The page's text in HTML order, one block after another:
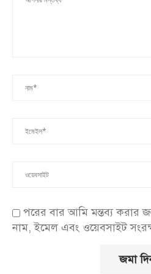
পরের বার আমি মন্তব্য করার
নাম, ইমেল এবং ওয়েবসাইট